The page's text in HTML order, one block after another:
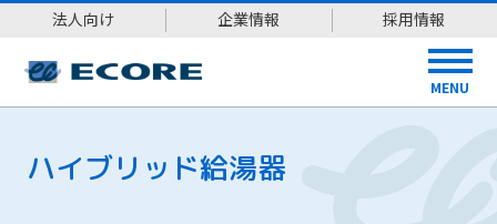
法人向け 企業情報 採用情報
MENU
ハイブリッド給湯器